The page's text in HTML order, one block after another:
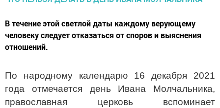
В течение этой светлой даты каждому верующему
человеку следует отказаться от споров и выяснения
отношений.
По народному календарю 16 декабря 2021
года отмечается день Ивана Молчальника,
православная церковь вспоминает